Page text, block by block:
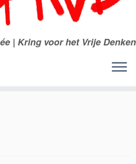
| Kring voor het Vrije Denken